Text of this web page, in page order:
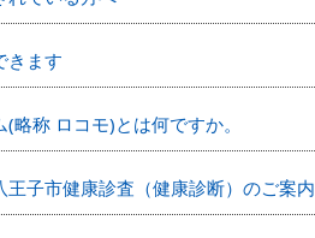
きます
略称 ロコモ)とは何ですか。
子市健康診査（健康診断）のご案内